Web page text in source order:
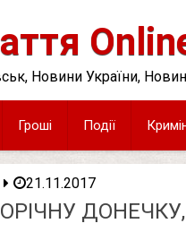
Новини України,
Гроші Події
21.11.2017